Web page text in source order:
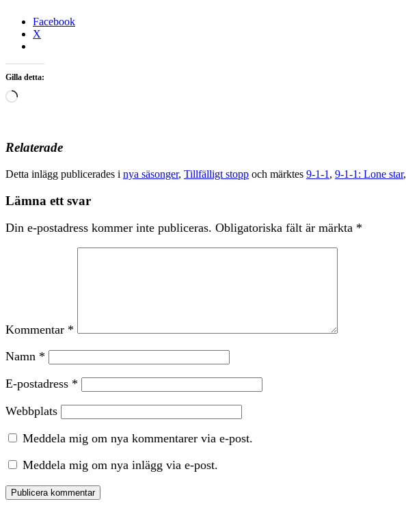
Facebook
X
Gilla detta:
Laddar
Relaterade
Detta inlägg publicerades i nya säsonger, Tillfälligt stopp och märktes 9-1-1 , 9-1-1: Lone star,
Lämna ett svar
Din e-postadress kommer inte publiceras. Obligatoriska fält är märkta *
Kommentar *
Namn *
E-postadress *
Webbplats
Meddela mig om nya kommentarer via e-post.
Meddela mig om nya inlägg via e-post.